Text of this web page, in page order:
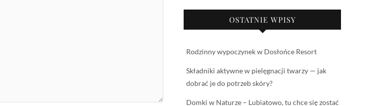
OSTATNIE WPISY
Rodzinny wypoczynek w Dosłońce Resort
Składniki aktywne w pielęgnacji twarzy — jak
dobrać je do potrzeb skóry?
Domki w Naturze – Lubiatowo, tu chce się zostać